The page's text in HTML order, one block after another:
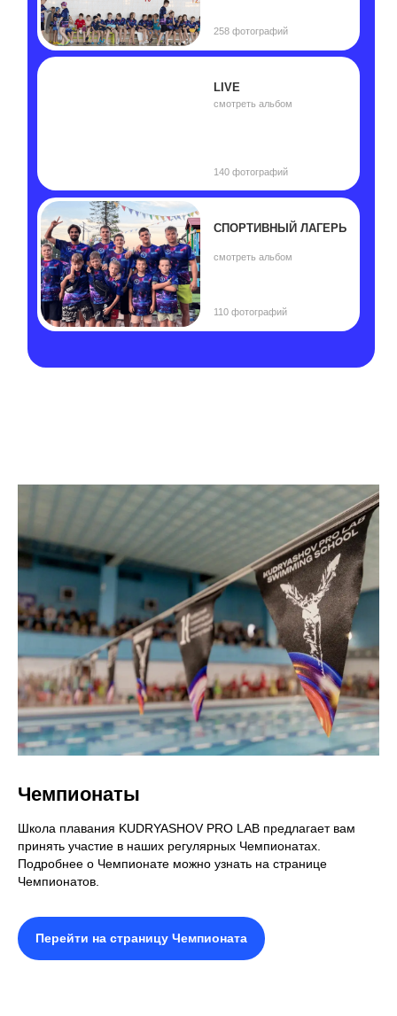
Сореванования
258 фотографий
Чемпионаты
Школа плавания KUDRYASHOV PRO LAB предлагает вам
принять участие в наших регулярных Чемпионатах.
Подробнее о Чемпионате можно узнать на странице
Чемпионатов.
Перейти на страницу Чемпионата
Мы вам перезвоним
КОНТАКТЫ